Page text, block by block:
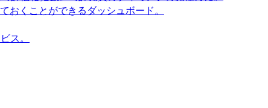
くことができるダッシュボード。
ス。